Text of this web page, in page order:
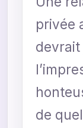
privée
devrait
de